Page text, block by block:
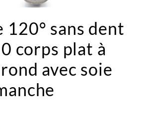
120° sans dent
corps plat à
avec soie